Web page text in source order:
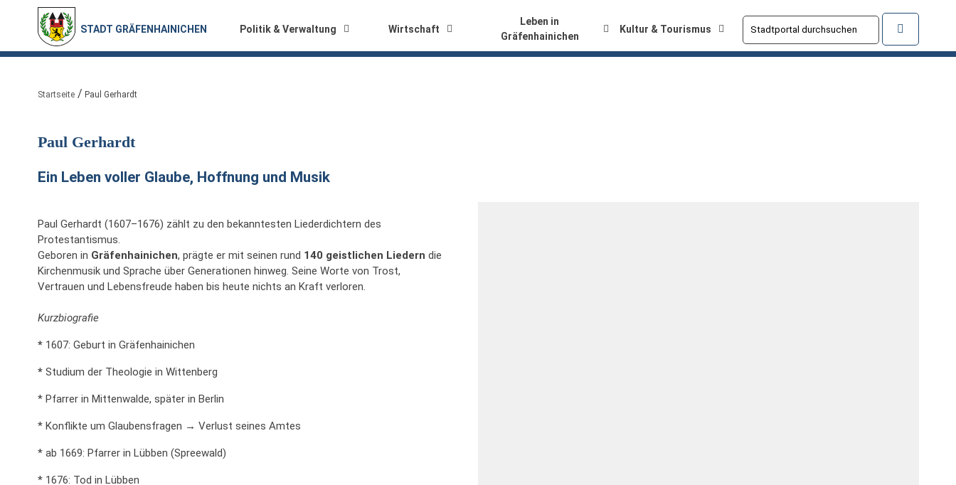
STADT GRÄFENHAINICHEN Politik & Verwaltung Wirtschaft
Leben in
Gräfenhainichen
Kultur & Tourismus
Sie sind hier:
Startseite Paul Gerhardt
Paul Gerhardt
Ein Leben voller Glaube, Hoffnung und Musik
Paul Gerhardt (1607–1676) zählt zu den bekanntesten Liederdichtern des
Protestantismus.
Geboren in Gräfenhainichen, prägte er mit seinen rund 140 geistlichen Liedern die
Kirchenmusik und Sprache über Generationen hinweg. Seine Worte von Trost,
Vertrauen und Lebensfreude haben bis heute nichts an Kraft verloren.
Kurzbiografie
* 1607: Geburt in Gräfenhainichen
* Studium der Theologie in Wittenberg
* Pfarrer in Mittenwalde, später in Berlin
* Konflikte um Glaubensfragen → Verlust seines Amtes
* ab 1669: Pfarrer in Lübben (Spreewald)
* 1676: Tod in Lübben